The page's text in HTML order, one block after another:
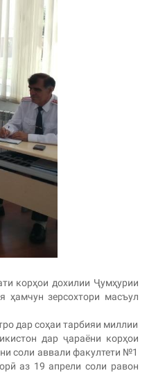
корҳои дохилии Ҷумҳурии
ҳамчун зерсохтори масъул
дар соҳаи тарбияи миллии
дар ҷараёни корҳои
соли аввали факултети №1
аз 19 апрели соли равон